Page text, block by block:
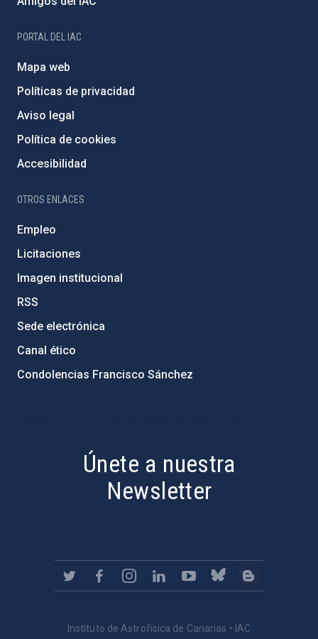
PORTAL DEL IAC
Mapa web
Políticas de privacidad
Aviso legal
Política de cookies
Accesibilidad
OTROS ENLACES
Empleo
Licitaciones
Imagen institucional
RSS
Sede electrónica
Canal ético
Condolencias Francisco Sánchez
Únete a nuestra
Newsletter
Instituto de Astrofísica de Canarias • IAC